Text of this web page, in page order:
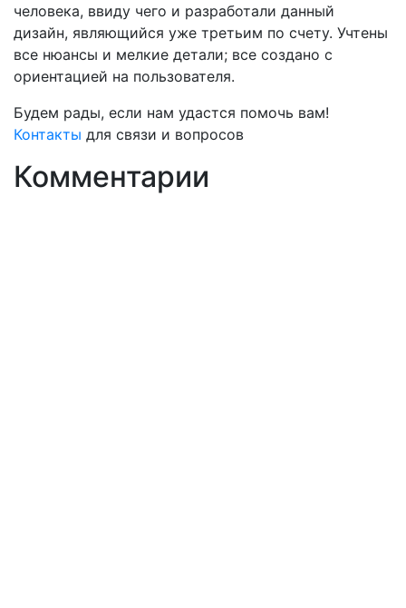
человека, ввиду чего и разработали данный
дизайн, являющийся уже третьим по счету. Учтены
все нюансы и мелкие детали; все создано с
ориентацией на пользователя.
Будем рады, если нам удастся помочь вам!
Контакты для связи и вопросов
Комментарии